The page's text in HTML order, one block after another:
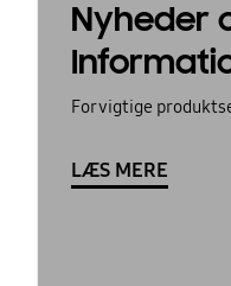
Nyheder
For vigtige
LÆS MERE